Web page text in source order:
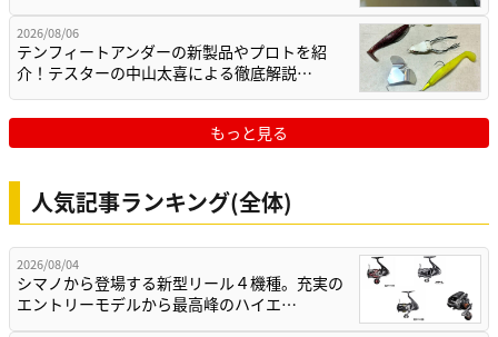
2026/08/06
テンフィートアンダーの新製品やプロトを紹
介！テスターの中山太喜による徹底解説…
もっと見る
人気記事ランキング(全体)
2026/08/04
シマノから登場する新型リール４機種。充実の
エントリーモデルから最高峰のハイエ…